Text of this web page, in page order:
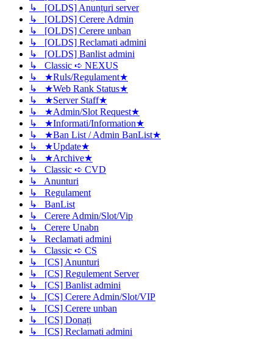
↳ [OLDS] Anunțuri server
↳ [OLDS] Cerere Admin
↳ [OLDS] Cerere unban
↳ [OLDS] Reclamati admini
↳ [OLDS] Banlist admini
↳ Classic ➪ NEXUS
↳ ★Ruls/Regulament★
↳ ★Web Rank Status★
↳ ★Server Staff★
↳ ★Admin/Slot Request★
↳ ★Informati/Information★
↳ ★Ban List / Admin BanList★
↳ ★Update★
↳ ★Archive★
↳ Classic ➪ CVD
↳ Anunturi
↳ Regulament
↳ BanList
↳ Cerere Admin/Slot/Vip
↳ Cerere Unabn
↳ Reclamati admini
↳ Classic ➪ CS
↳ [CS] Anunturi
↳ [CS] Regulement Server
↳ [CS] Banlist admini
↳ [CS] Cerere Admin/Slot/VIP
↳ [CS] Cerere unban
↳ [CS] Donați
↳ [CS] Reclamati admini